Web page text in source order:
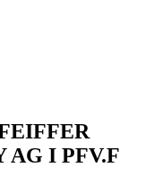
AG I PFV.F